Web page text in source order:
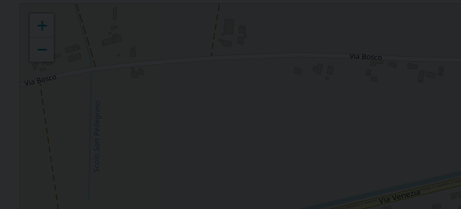
Monsole S. Antonio da Padova
+
−